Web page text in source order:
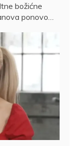
božićne
ponovo…